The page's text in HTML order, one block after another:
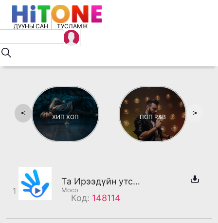
ДУУНЫ САН ТУСЛАМЖ
ХИП ХОП ПОП R&B
< >
1
Та Ирээдүйн утсанд холбогдлоо
Moco
Код: 148114